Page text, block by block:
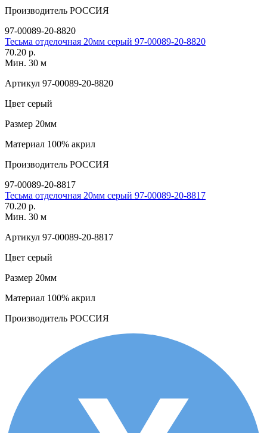
Производитель РОССИЯ
97-00089-20-8820
Тесьма отделочная 20мм серый 97-00089-20-8820
70.20 р.
Мин. 30 м
Артикул 97-00089-20-8820
Цвет серый
Размер 20мм
Материал 100% акрил
Производитель РОССИЯ
97-00089-20-8817
Тесьма отделочная 20мм серый 97-00089-20-8817
70.20 р.
Мин. 30 м
Артикул 97-00089-20-8817
Цвет серый
Размер 20мм
Материал 100% акрил
Производитель РОССИЯ